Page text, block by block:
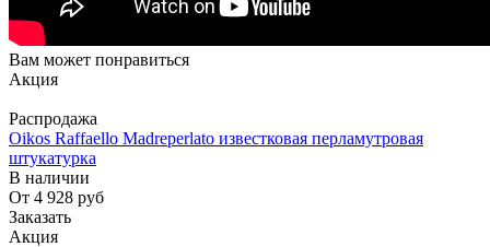
Вам может понравиться
Акция
Распродажа
Oikos Raffaello Madreperlato известковая перламутровая
штукатурка
В наличии
От 4 928 руб
Заказать
Акция